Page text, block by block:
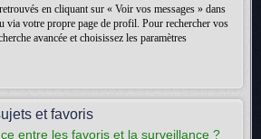
en cliquant sur « Voir vos messages » dans
via votre propre page de profil. Pour rechercher vos
avancée et choisissez les paramètres
et favoris
entre les favoris et la surveillance ?